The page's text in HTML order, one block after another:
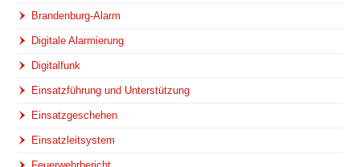
Brandenburg-Alarm
Digitale Alarmierung
Digitalfunk
Einsatzführung und Unterstützung
Einsatzgeschehen
Einsatzleitsystem